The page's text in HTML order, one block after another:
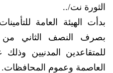
الثورة نت/..
بدأت الهيئة العامة
للمتقاعدين المدنيين
العاصمة وعموم المحافظات.